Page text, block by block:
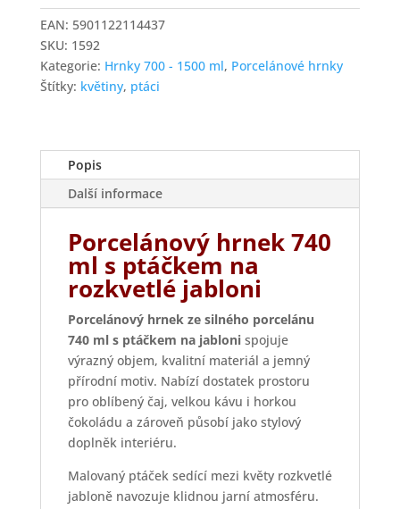
na
čaj
s
dekorem
ptáčka
množství
EAN: 5901122114437
SKU: 1592
Kategorie: Hrnky 700 - 1500 ml, Porcelánové hrnky
Štítky: květiny, ptáci
Popis
Další informace
Porcelánový hrnek 740
ml s ptáčkem na
rozkvetlé jabloni
Porcelánový hrnek ze silného porcelánu
740 ml s ptáčkem na jablonispojuje
výrazný objem, kvalitní materiál a jemný
přírodní motiv. Nabízí dostatek prostoru
pro oblíbený čaj, velkou kávu i horkou
čokoládu a zároveň působí jako stylový
doplněk interiéru.
Malovaný ptáček sedící mezi květy rozkvetlé
jabloně navozuje klidnou jarní atmosféru.